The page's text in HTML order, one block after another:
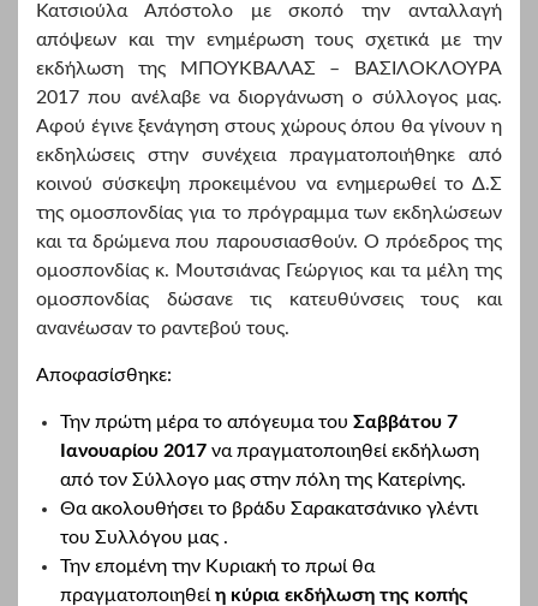
Μπουκβάλας
2017»
Κατσιούλα Απόστολο με σκοπό την ανταλλαγή
απόψεων και την ενημέρωση τους σχετικά με την
εκδήλωση της ΜΠΟΥΚΒΑΛΑΣ – ΒΑΣΙΛΟΚΛΟΥΡΑ
2017 που ανέλαβε να διοργάνωση ο σύλλογος μας.
Αφού έγινε ξενάγηση στους χώρους όπου θα γίνουν η
εκδηλώσεις στην συνέχεια πραγματοποιήθηκε από
κοινού σύσκεψη προκειμένου να ενημερωθεί το Δ.Σ
της ομοσπονδίας για το πρόγραμμα των εκδηλώσεων
και τα δρώμενα που παρουσιασθούν. Ο πρόεδρος της
ομοσπονδίας κ. Μουτσιάνας Γεώργιος και τα μέλη της
ομοσπονδίας δώσανε τις κατευθύνσεις τους και
ανανέωσαν το ραντεβού τους.
Αποφασίσθηκε:
Την πρώτη μέρα το απόγευμα του Σαββάτου 7
Ιανουαρίου 2017 να πραγματοποιηθεί εκδήλωση
από τον Σύλλογο μας στην πόλη της Κατερίνης.
Θα ακολουθήσει το βράδυ Σαρακατσάνικο γλέντι
του Συλλόγου μας .
Την επομένη την Κυριακή το πρωί θα
πραγματοποιηθεί η κύρια εκδήλωση της κοπής